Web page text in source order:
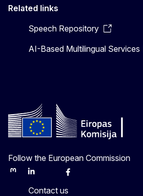
Related links
Speech Repository
AI-Based Multilingual Services
Follow the European Commission
MastodonLinkedInBlueskyFacebook
Contact us